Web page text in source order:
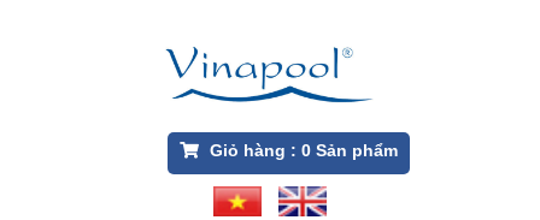
Giỏ hàng : 0Sản phẩm